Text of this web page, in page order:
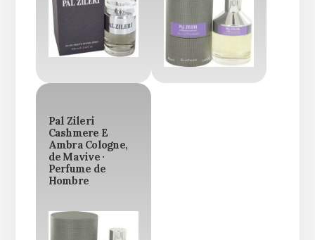
Pal Zileri
Cashmere E
Ambra Cologne,
de Mavive ·
Perfume de
Hombre